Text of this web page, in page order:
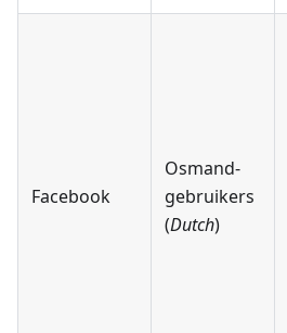
Facebook
Osmand-
gebruikers
(Dutch)